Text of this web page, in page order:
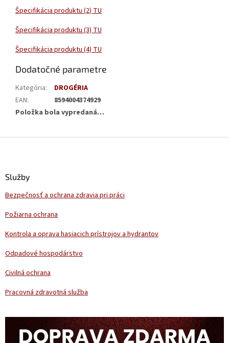
Špecifikácia produktu (2) TU
Špecifikácia produktu (3) TU
Špecifikácia produktu (4) TU
Dodatočné parametre
Kategória:
DROGÉRIA
EAN:
8594004374929
Položka bola vypredaná…
Služby
Bezpečnosť a ochrana zdravia pri práci
Požiarna ochrana
Kontrola a oprava hasiacich prístrojov a hydrantov
Odpadové hospodárstvo
Civilná ochrana
Pracovná zdravotná služba